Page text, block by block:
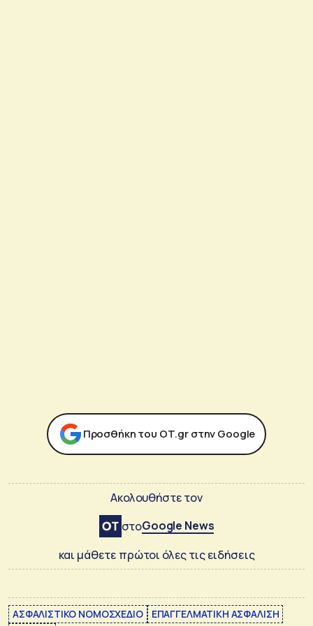
Προσθήκη του ΟΤ.gr στην Google
Ακολουθήστε τον
στοGoogle News
και μάθετε πρώτοι όλες τις ειδήσεις
ΑΣΦΑΛΙΣΤΙΚΟ ΝΟΜΟΣΧΕΔΙΟ
ΕΠΑΓΓΕΛΜΑΤΙΚΗ ΑΣΦΑΛΙΣΗ